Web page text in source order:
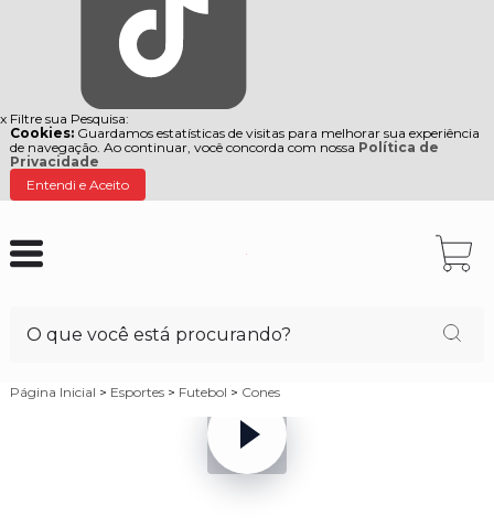
x Filtre sua Pesquisa:
Cookies: Guardamos estatísticas de visitas para melhorar sua experiência
de navegação. Ao continuar, você concorda com nossa Política de
Privacidade
Entendi e Aceito
Página Inicial > Esportes > Futebol > Cones